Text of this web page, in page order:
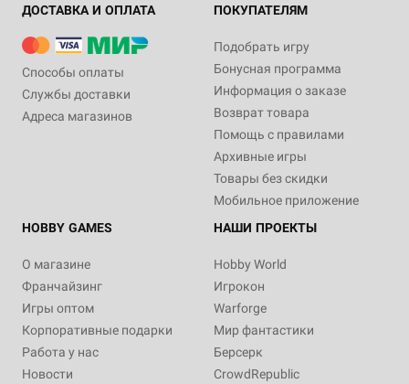
ДОСТАВКА И ОПЛАТА
Способы оплаты
Службы доставки
Адреса магазинов
ПОКУПАТЕЛЯМ
Подобрать игру
Бонусная программа
Информация о заказе
Возврат товара
Помощь с правилами
Архивные игры
Товары без скидки
Мобильное приложение
HOBBY GAMES
О магазине
Франчайзинг
Игры оптом
Корпоративные подарки
Работа у нас
Новости
НАШИ ПРОЕКТЫ
Hobby World
Игрокон
Warforge
Мир фантастики
Берсерк
CrowdRepublic